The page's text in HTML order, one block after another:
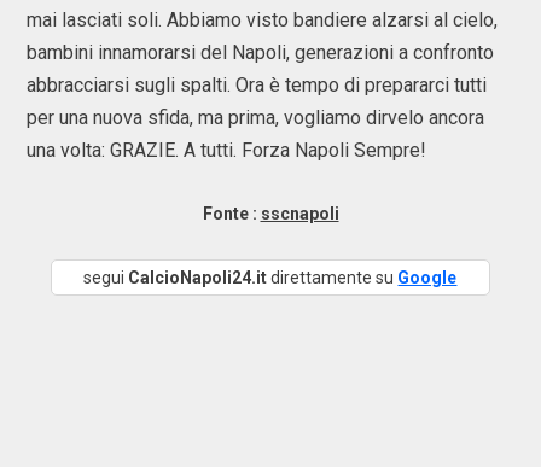
mai lasciati soli. Abbiamo visto bandiere alzarsi al cielo,
bambini innamorarsi del Napoli, generazioni a confronto
abbracciarsi sugli spalti. Ora è tempo di prepararci tutti
per una nuova sfida, ma prima, vogliamo dirvelo ancora
una volta: GRAZIE. A tutti. Forza Napoli Sempre!
Fonte : sscnapoli
segui CalcioNapoli24.itdirettamente su Google